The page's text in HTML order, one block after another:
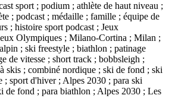
sport ; podium ; athlète de haut niveau ;
; podcast ; médaille ; famille ; équipe de
; histoire sport podcast ; Jeux
Olympiques ; Milano-Cortina ; Milan ;
; ski freestyle ; biathlon ; patinage
de vitesse ; short track ; bobbsleigh ;
skis ; combiné nordique ; ski de fond ; ski
; sport d'hiver ; Alpes 2030 ; para ski
de fond ; para biathlon ; Alpes 2030 ; Les